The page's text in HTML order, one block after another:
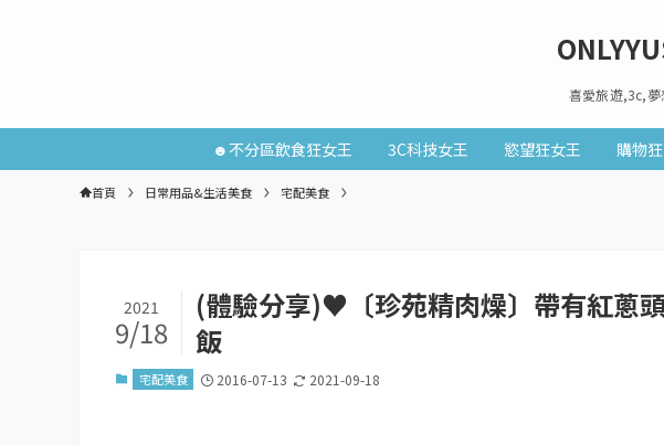
喜愛旅遊,3c,
☻不分區飲食狂女王 3C科技女王 慾望狂女王 購物
首頁 日常用品&生活美食 宅配美食
(體驗分享)♥〔珍苑精肉燥〕帶有紅蔥
飯
2021
9/18
宅配美食 2016-07-13 2021-09-18